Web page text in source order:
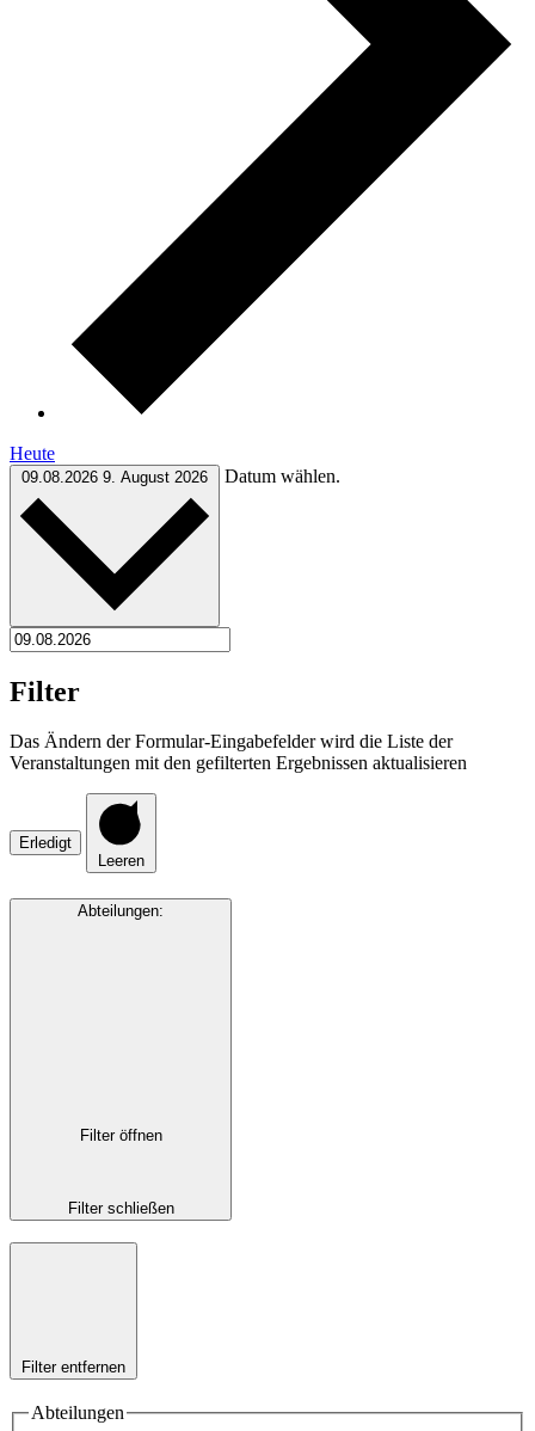
Heute
09.08.2026 9. August 2026 Datum wählen.
Filter
Das Ändern der Formular-Eingabefelder wird die Liste der
Veranstaltungen mit den gefilterten Ergebnissen aktualisieren
Erledigt
Leeren
Abteilungen:
Filter öffnen
Filter schließen
Filter entfernen
Abteilungen